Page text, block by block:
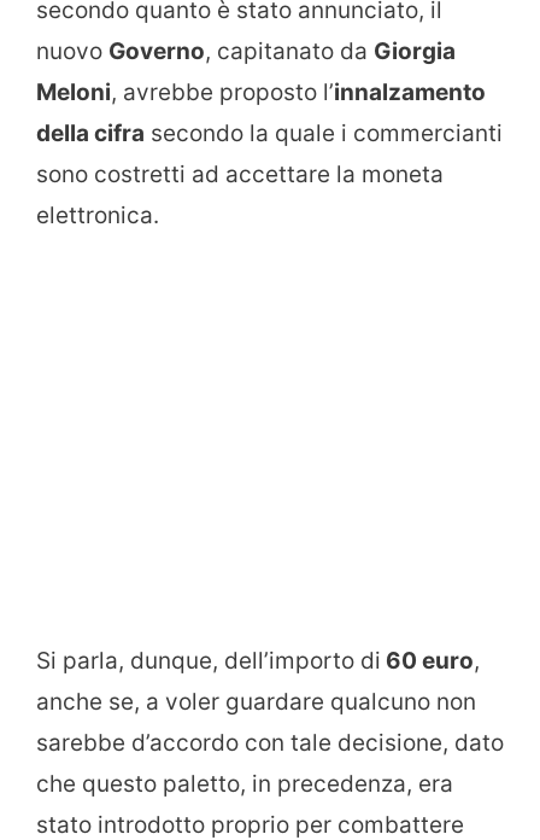
secondo quanto è stato annunciato, il
nuovo Governo, capitanato da Giorgia
Meloni, avrebbe proposto l’innalzamento
della cifra secondo la quale i commercianti
sono costretti ad accettare la moneta
elettronica.
Si parla, dunque, dell’importo di 60 euro,
anche se, a voler guardare qualcuno non
sarebbe d’accordo con tale decisione, dato
che questo paletto, in precedenza, era
stato introdotto proprio per combattere